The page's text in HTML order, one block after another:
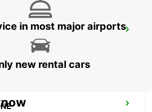
SUR-SAONE
SUR SAONE - FRANCE
in most major airports
new rental cars